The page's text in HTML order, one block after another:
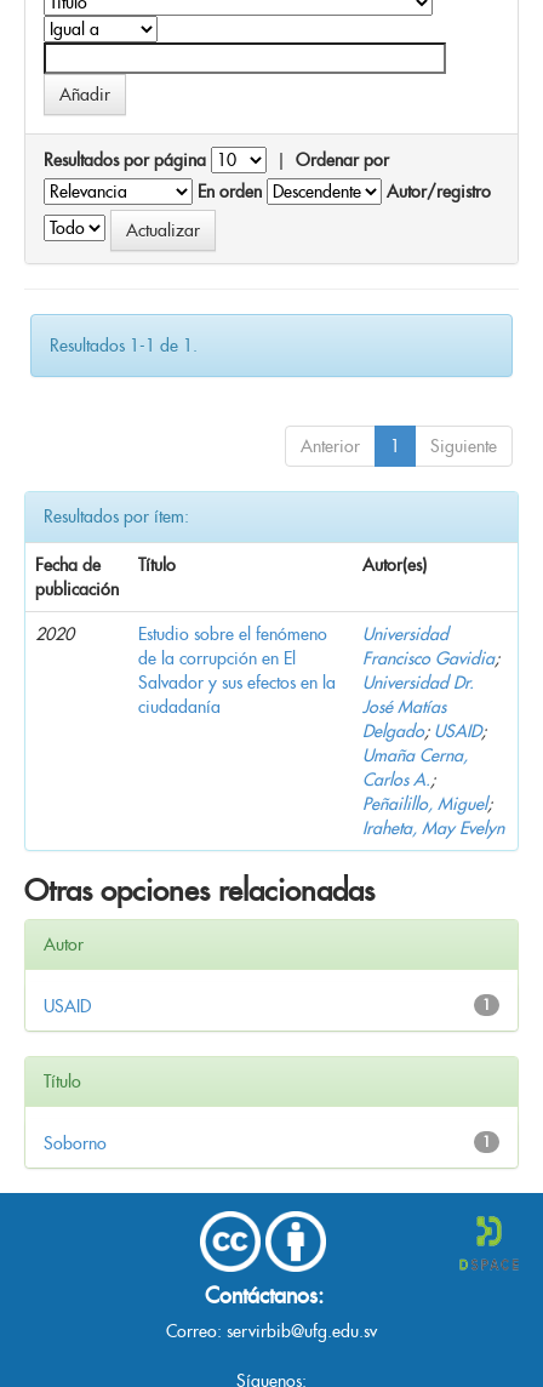
Resultados por página | Ordenar por
En orden
Autor/registro
Resultados 1-1 de 1.
Anterior 1 Siguiente
Resultados por ítem:
Fecha de
publicación
Título Autor(es)
2020
Estudio sobre el fenómeno
de la corrupción en El
Salvador y sus efectos en la
ciudadanía
Universidad
Francisco Gavidia;
Universidad Dr.
José Matías
Delgado; USAID;
Umaña Cerna,
Carlos A.;
Peñailillo, Miguel;
Iraheta, May Evelyn
Otras opciones relacionadas
Autor
1
USAID
Título
1
Soborno
Contáctanos:
Correo: servirbib@ufg.edu.sv
Síguenos: